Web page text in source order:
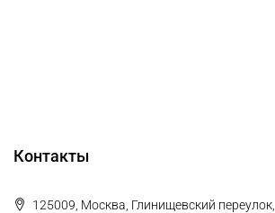
Контакты
125009, Москва, Глинищевский переулок,